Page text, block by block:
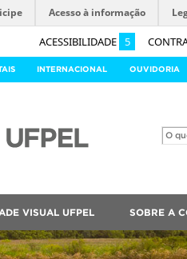
ACESSIBILIDADE 5
Acesso à informação
INTERNACIONAL OUVIDORIA
VISUAL UFPEL SOBRE A